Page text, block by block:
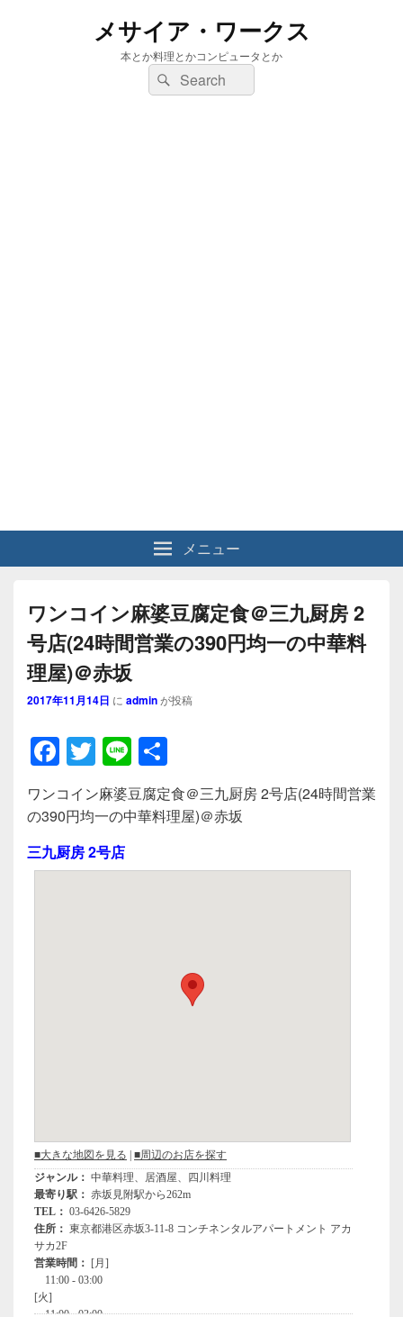
メサイア・ワークス
本とか料理とかコンピュータとか
検
索:
検
索
メニュー
ワンコイン麻婆豆腐定食＠三九厨房 2
号店(24時間営業の390円均一の中華料
理屋)＠赤坂
2017年11月14日 に adminが投稿
F
a
c
e
b
T
wi
tt
er
Li
n
e
有
ワンコイン麻婆豆腐定食＠三九厨房 2号店(24時間営業
の390円均一の中華料理屋)＠赤坂
三九厨房 2号店